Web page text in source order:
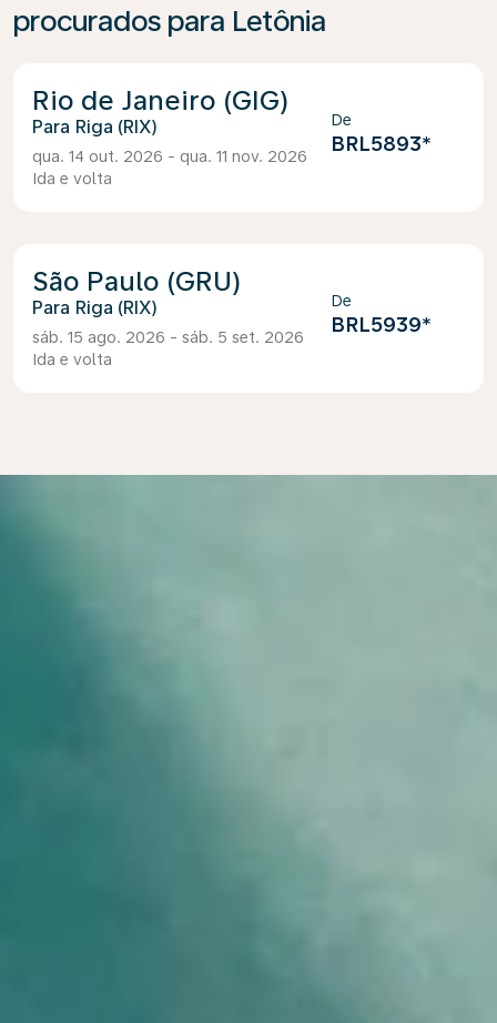
procurados para Letônia
Rio de Janeiro (GIG)
Riga (RIX)
qua. 14 out. 2026 - qua. 11 nov. 2026
Ida e volta
De
BRL5893*
São Paulo (GRU)
Riga (RIX)
sáb. 15 ago. 2026 - sáb. 5 set. 2026
Ida e volta
De
BRL5939*